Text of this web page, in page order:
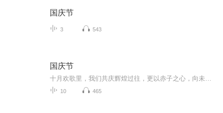
国庆节
3 543
国庆节
10 465